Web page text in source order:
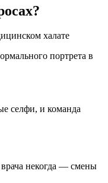
портрета в
селфи, и команда
некогда — смены